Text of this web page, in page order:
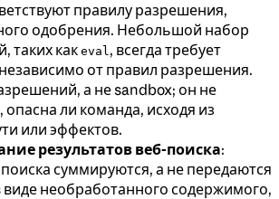
правилу разрешения,
одобрения. Небольшой набор
таких какeval, всегда требует
от правил разрешения.
а не sandbox; он не
опасна ли команда, исходя из
или эффектов.
результатов веб-поиска:
суммируются, а не передаются
виде необработанного содержимого,